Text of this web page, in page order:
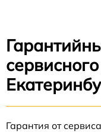
Гарантия от